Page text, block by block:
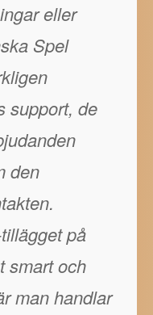
eller
Spel
support, de
den
på
smart och
man handlar